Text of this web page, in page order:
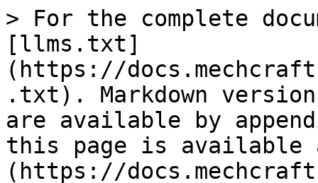
> For the complete
[llms.txt]
(https://
.txt). Markdown
are available by
this page is available
(https://